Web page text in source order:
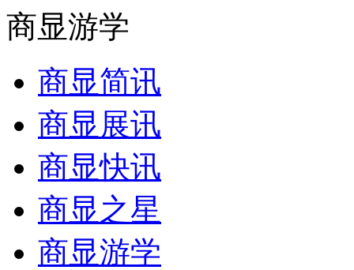
商显游学
商显简讯
商显展讯
商显快讯
商显之星
商显游学